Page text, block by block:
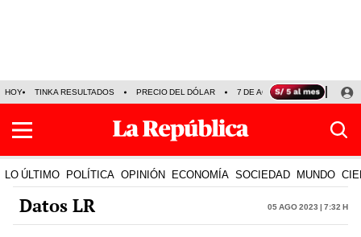
HOY TINKA RESULTADOS PRECIO DEL DÓLAR 7 DE AGOSTO OLLANTA
LO ÚLTIMO POLÍTICA OPINIÓN ECONOMÍA SOCIEDAD MUNDO
Datos LR 05 Ago 2023 | 7:32 h